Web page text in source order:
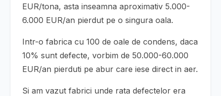
EUR/tona, asta inseamna aproximativ 5.000-
6.000 EUR/an pierdut pe o singura oala.
Intr-o fabrica cu 100 de oale de condens, daca
10% sunt defecte, vorbim de 50.000-60.000
EUR/an pierduti pe abur care iese direct in aer.
Si am vazut fabrici unde rata defectelor era